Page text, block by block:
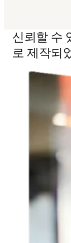
신뢰할 수
로 제작되